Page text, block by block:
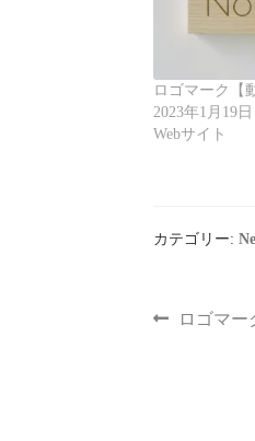
ロゴマーク【
2023年1月19日
Webサイト
カテゴリー:
ロゴマー